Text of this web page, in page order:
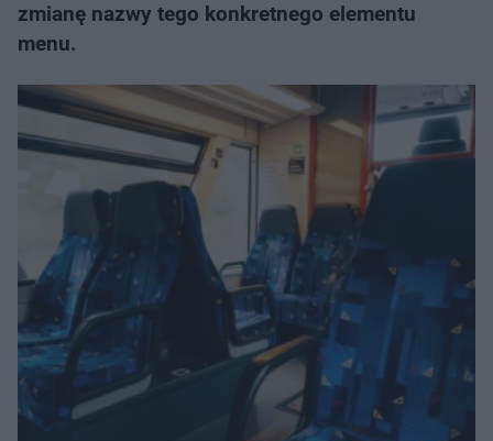
zmianę nazwy tego konkretnego elementu
menu.